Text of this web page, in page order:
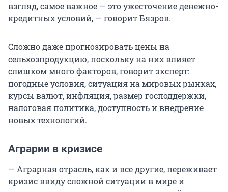
взгляд, самое важное — это ужесточение денежно-
кредитных условий, — говорит Бязров.
Сложно даже прогнозировать цены на
сельхозпродукцию, поскольку на них влияет
слишком много факторов, говорит эксперт:
погодные условия, ситуация на мировых рынках,
курсы валют, инфляция, размер господдержки,
налоговая политика, доступность и внедрение
новых технологий.
Аграрии в кризисе
— Аграрная отрасль, как и все другие, переживает
кризис ввиду сложной ситуации в мире и